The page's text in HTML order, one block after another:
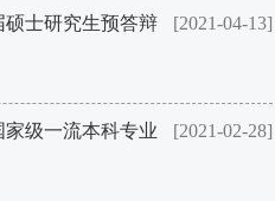
[2021-04-13]
硕士研究生预答辩
[2021-02-28]
级一流本科专业